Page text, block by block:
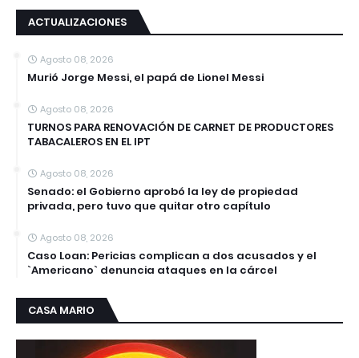
ACTUALIZACIONES
Agosto 08, 2026
Murió Jorge Messi, el papá de Lionel Messi
Agosto 08, 2026
TURNOS PARA RENOVACIÓN DE CARNET DE PRODUCTORES
TABACALEROS EN EL IPT
Agosto 08, 2026
Senado: el Gobierno aprobó la ley de propiedad
privada, pero tuvo que quitar otro capítulo
Agosto 08, 2026
Caso Loan: Pericias complican a dos acusados y el
`Americano` denuncia ataques en la cárcel
CASA MARIO